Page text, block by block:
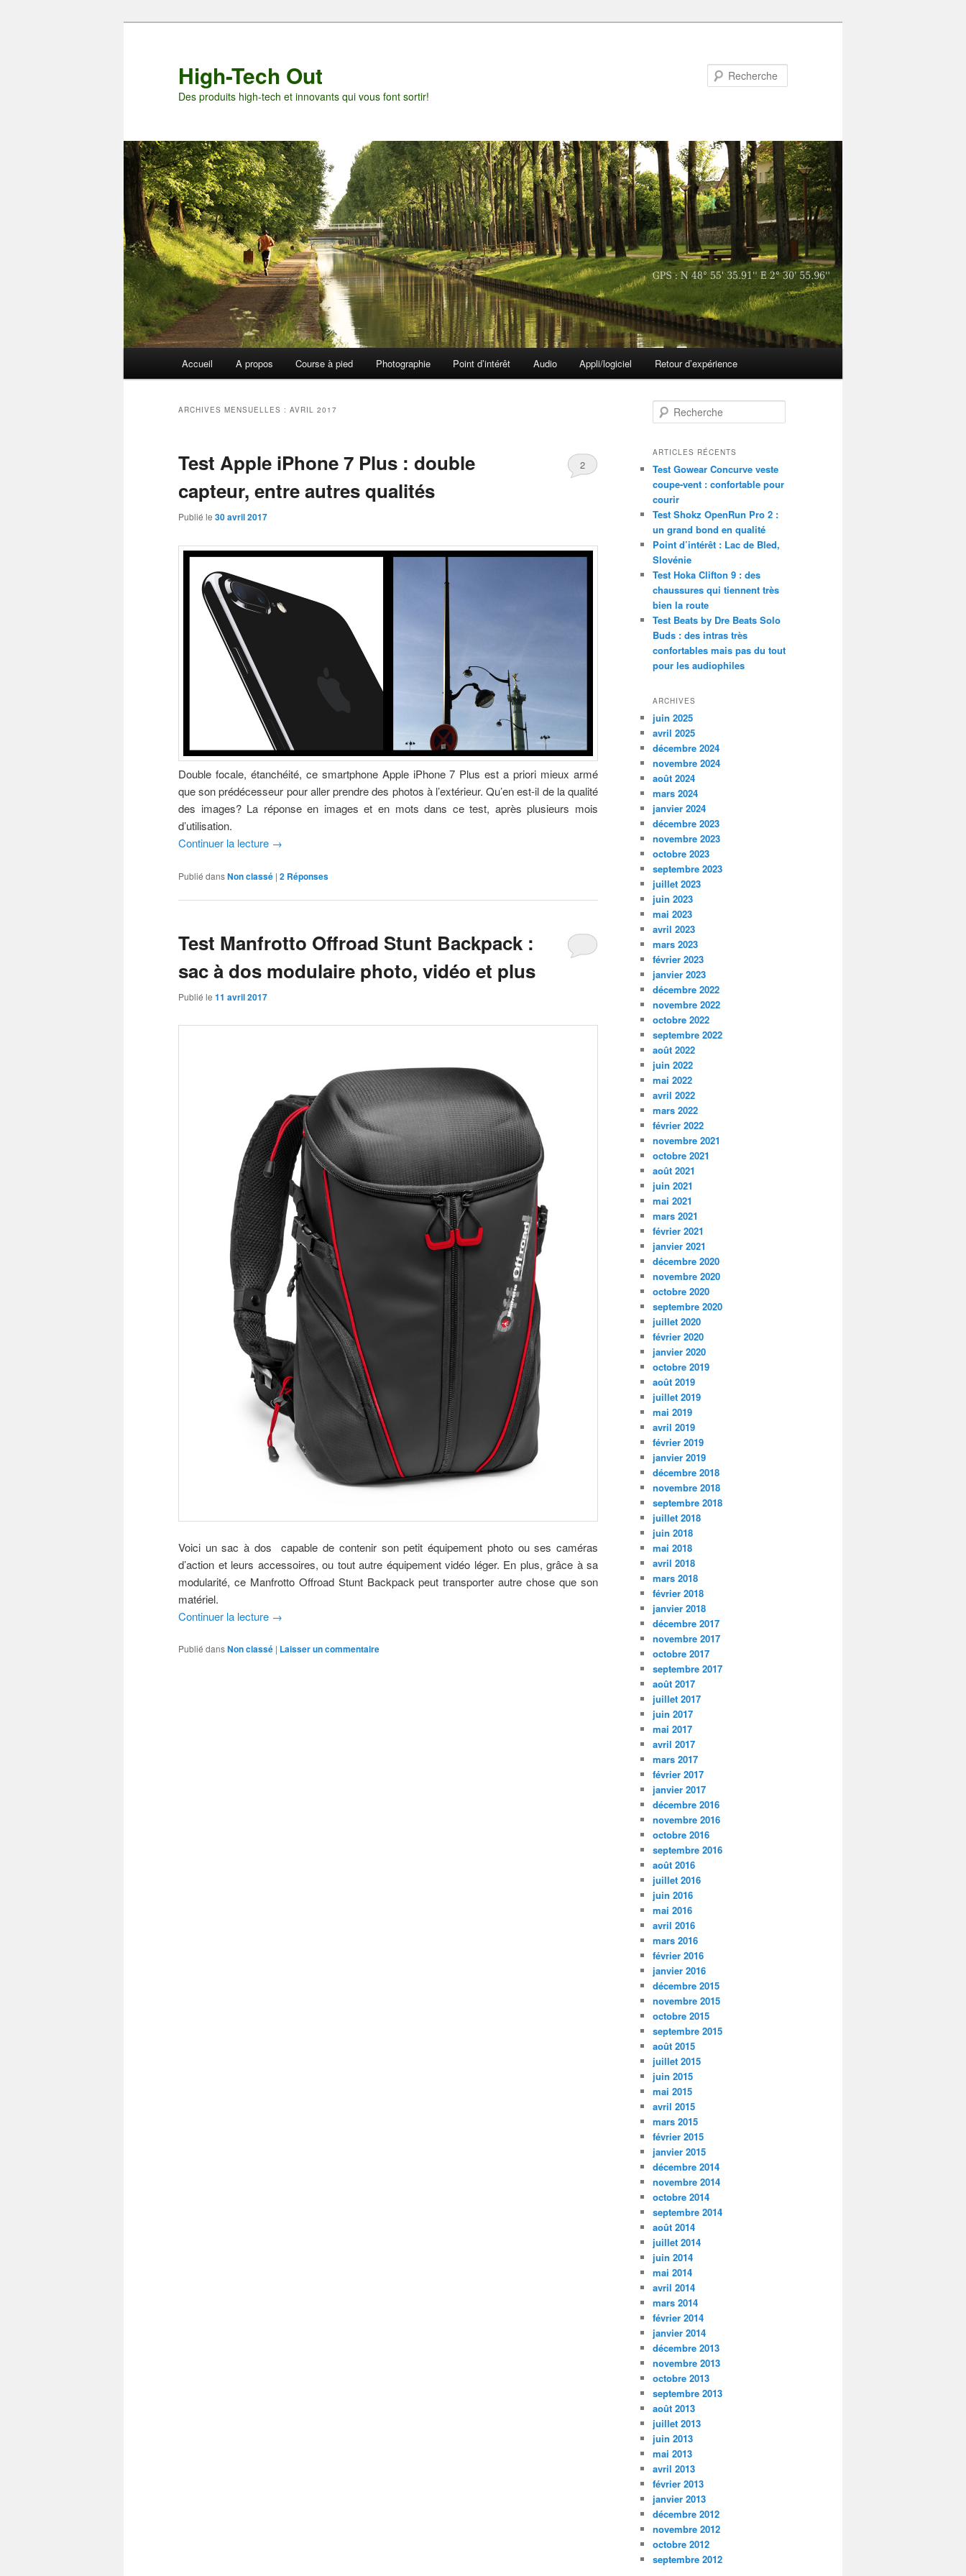
High-Tech Out
Des produits high-tech et innovants qui vous font sortir!
Accueil A propos Course à pied Photographie Point d’intérêt Audio Appli/logiciel Retour d’expérience
ARCHIVES MENSUELLES : AVRIL 2017
Test Apple iPhone 7 Plus : double
capteur, entre autres qualités
Publié le 30 avril 2017
2
Double focale, étanchéité, ce smartphone Apple iPhone 7 Plus est a priori mieux armé
que son prédécesseur pour aller prendre des photos à l’extérieur. Qu’en est-il de la qualité
des images? La réponse en images et en mots dans ce test, après plusieurs mois
d’utilisation.
Continuer la lecture →
Publié dansNon classé | 2 Réponses
Test Manfrotto Offroad Stunt Backpack :
sac à dos modulaire photo, vidéo et plus
Publié le 11 avril 2017
Voici un sac à dos capable de contenir son petit équipement photo ou ses caméras
d’action et leurs accessoires, ou tout autre équipement vidéo léger. En plus, grâce à sa
modularité, ce Manfrotto Offroad Stunt Backpack peut transporter autre chose que son
matériel.
Continuer la lecture →
Publié dansNon classé | Laisser un commentaire
e
h
r
c
h
e
ARTICLES RÉCENTS
Test Gowear Concurve veste
coupe-vent : confortable pour
courir
Test Shokz OpenRun Pro 2 :
un grand bond en qualité
Point d’intérêt : Lac de Bled,
Slovénie
Test Hoka Clifton 9 : des
chaussures qui tiennent très
bien la route
Test Beats by Dre Beats Solo
Buds : des intras très
confortables mais pas du tout
pour les audiophiles
ARCHIVES
juin 2025
avril 2025
décembre 2024
novembre 2024
août 2024
mars 2024
janvier 2024
décembre 2023
novembre 2023
octobre 2023
septembre 2023
juillet 2023
juin 2023
mai 2023
avril 2023
mars 2023
février 2023
janvier 2023
décembre 2022
novembre 2022
octobre 2022
septembre 2022
août 2022
juin 2022
mai 2022
avril 2022
mars 2022
février 2022
novembre 2021
octobre 2021
août 2021
juin 2021
mai 2021
mars 2021
février 2021
janvier 2021
décembre 2020
novembre 2020
octobre 2020
septembre 2020
juillet 2020
février 2020
janvier 2020
octobre 2019
août 2019
juillet 2019
mai 2019
avril 2019
février 2019
janvier 2019
décembre 2018
novembre 2018
septembre 2018
juillet 2018
juin 2018
mai 2018
avril 2018
mars 2018
février 2018
janvier 2018
décembre 2017
novembre 2017
octobre 2017
septembre 2017
août 2017
juillet 2017
juin 2017
mai 2017
avril 2017
mars 2017
février 2017
janvier 2017
décembre 2016
novembre 2016
octobre 2016
septembre 2016
août 2016
juillet 2016
juin 2016
mai 2016
avril 2016
mars 2016
février 2016
janvier 2016
décembre 2015
novembre 2015
octobre 2015
septembre 2015
août 2015
juillet 2015
juin 2015
mai 2015
avril 2015
mars 2015
février 2015
janvier 2015
décembre 2014
novembre 2014
octobre 2014
septembre 2014
août 2014
juillet 2014
juin 2014
mai 2014
avril 2014
mars 2014
février 2014
janvier 2014
décembre 2013
novembre 2013
octobre 2013
septembre 2013
août 2013
juillet 2013
juin 2013
mai 2013
avril 2013
février 2013
janvier 2013
décembre 2012
novembre 2012
octobre 2012
septembre 2012